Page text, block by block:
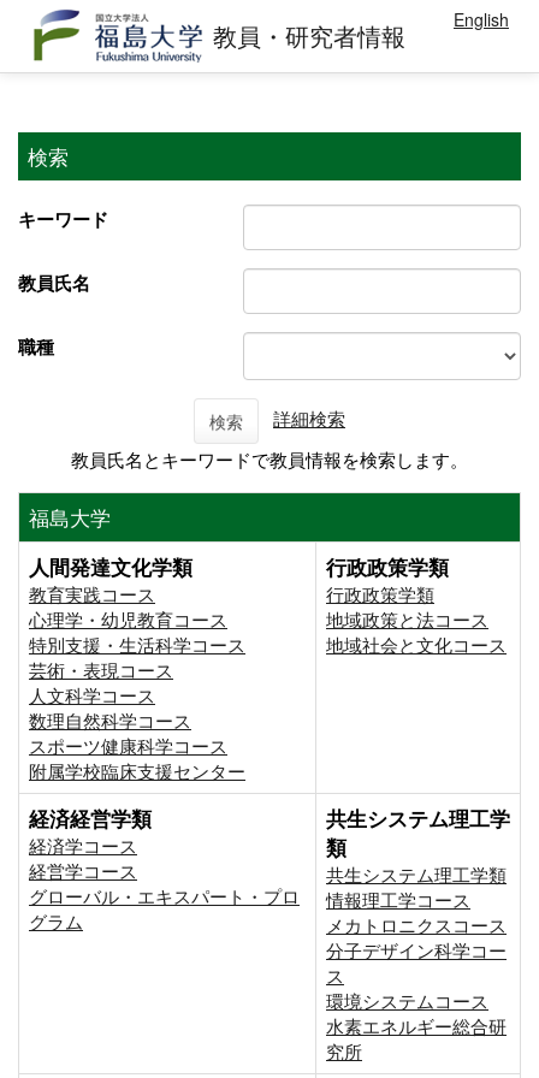
教員・研究者情報 English
検索
キーワード
教員氏名
職種
検索
詳細検索
教員氏名とキーワードで教員情報を検索します。
福島大学
人間発達文化学類
教育実践コース
心理学・幼児教育コース
特別支援・生活科学コース
芸術・表現コース
人文科学コース
数理自然科学コース
スポーツ健康科学コース
附属学校臨床支援センター
行政政策学類
行政政策学類
地域政策と法コース
地域社会と文化コース
経済経営学類
経済学コース
経営学コース
グローバル・エキスパート・プロ
グラム
共生システム理工学
類
共生システム理工学類
情報理工学コース
メカトロニクスコース
分子デザイン科学コー
ス
環境システムコース
⽔素エネルギー総合研
究所